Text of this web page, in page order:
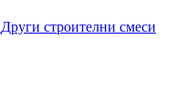
Други строителни смеси